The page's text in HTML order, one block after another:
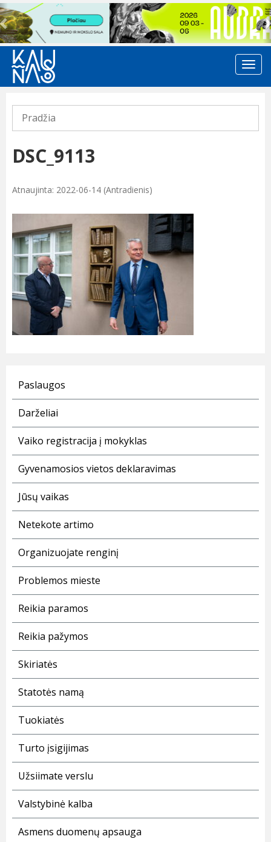
Previous
Pradžia
DSC_9113
Atnaujinta: 2022-06-14 (Antradienis)
Paslaugos
Darželiai
Vaiko registracija į mokyklas
Gyvenamosios vietos deklaravimas
Jūsų vaikas
Netekote artimo
Organizuojate renginį
Problemos mieste
Reikia paramos
Reikia pažymos
Skiriatės
Statotės namą
Tuokiatės
Turto įsigijimas
Užsiimate verslu
Valstybinė kalba
Asmens duomenų apsauga